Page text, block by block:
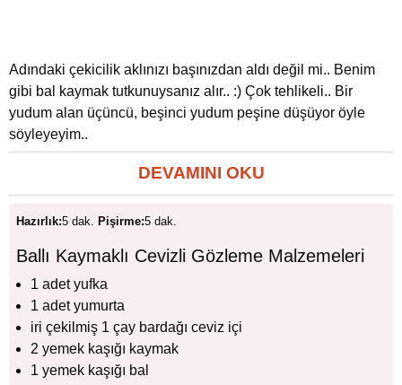
Adındaki çekicilik aklınızı başınızdan aldı değil mi.. Benim
gibi bal kaymak tutkunuysanız alır.. :) Çok tehlikeli.. Bir
yudum alan üçüncü, beşinci yudum peşine düşüyor öyle
söyleyeyim..
DEVAMINI OKU
Hazırlık:5 dak. Pişirme:5 dak.
Ballı Kaymaklı Cevizli Gözleme Malzemeleri
1 adet yufka
1 adet yumurta
iri çekilmiş 1 çay bardağı ceviz içi
2 yemek kaşığı kaymak
1 yemek kaşığı bal